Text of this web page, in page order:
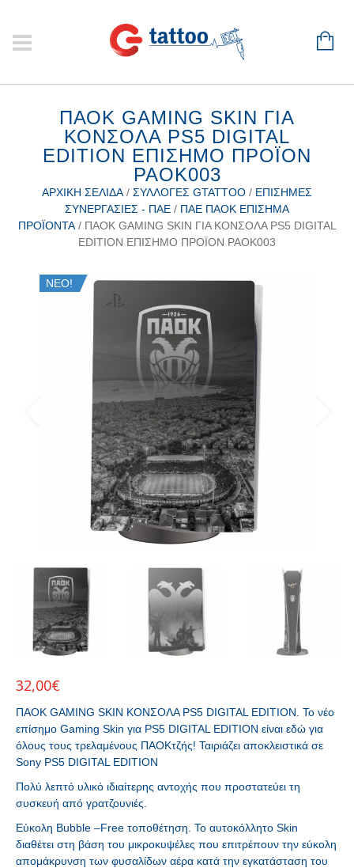
ΠΑΟΚ GAMING SKIN ΓΙΑ
ΚΟΝΣΟΛΑ PS5 DIGITAL
EDITION ΕΠΙΣΗΜΟ ΠΡΟΪΟΝ
PAOK003
ΑΡΧΙΚΉ ΣΕΛΊΔΑ / ΣΥΛΛΟΓΈΣ GTATTOO / ΕΠΊΣΗΜΕΣ
ΣΥΝΕΡΓΑΣΊΕΣ - ΠΑΕ / ΠΑΕ ΠΑΟΚ ΕΠΊΣΗΜΑ
ΠΡΟΪΌΝΤΑ/ ΠΑΟΚ GAMING SKIN ΓΙΑ ΚΟΝΣΟΛΑ PS5 DIGITAL
EDITION ΕΠΙΣΗΜΟ ΠΡΟΪΟΝ PAOK003
ΝΕΟ!
32,00€
ΠΑΟΚ GAMING SKIN ΚΟΝΣΟΛΑ PS5 DIGITAL EDITION. Το νέο
επίσημο Gaming Skin για PS5 DIGITAL EDITION είναι εδώ για
όλους τους τρελαμένους ΠΑΟΚτζής! Ταιριάζει αποκλειστικά σε
Sony PS5 DIGITAL EDITION
Πολύ λεπτό υλικό ιδιαίτερης αντοχής που προστατεύει τη
συσκευή από γρατζουνιές.
Εύκολη Bubble –Free τοποθέτηση. Το αυτοκόλλητο Skin
διαθέτει στη βάση του μικρoκυψέλες που επιτρέπουν την εύκολη
απομάκρυνση των φυσαλίδων αέρα κατά την εγκατάσταση του